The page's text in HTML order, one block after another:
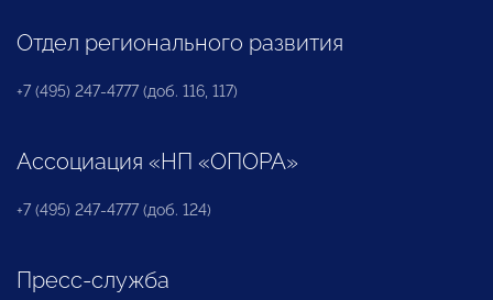
Отдел регионального развития
+7 (495) 247-4777 (доб. 116, 117)
Ассоциация «НП «ОПОРА»
+7 (495) 247-4777 (доб. 124)
Пресс-служба